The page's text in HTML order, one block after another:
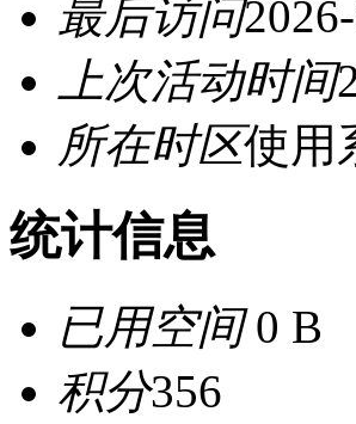
最后访问
上次活动时间
所在时区使用
统计信息
已用空间0 B
积分356